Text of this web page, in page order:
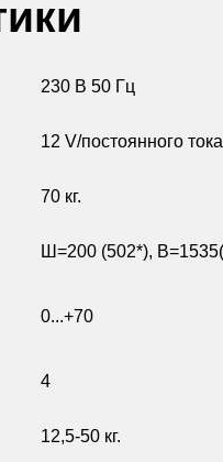
230 В 50 Гц
12 V/постоянного тока
70 кг.
Ш=200 (502*),
0...+70
4
12,5-50 кг.